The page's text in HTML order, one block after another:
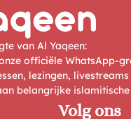
van Al Yaqeen:
officiële WhatsApp-
lezingen, livestreams
belangrijke
Volg ons